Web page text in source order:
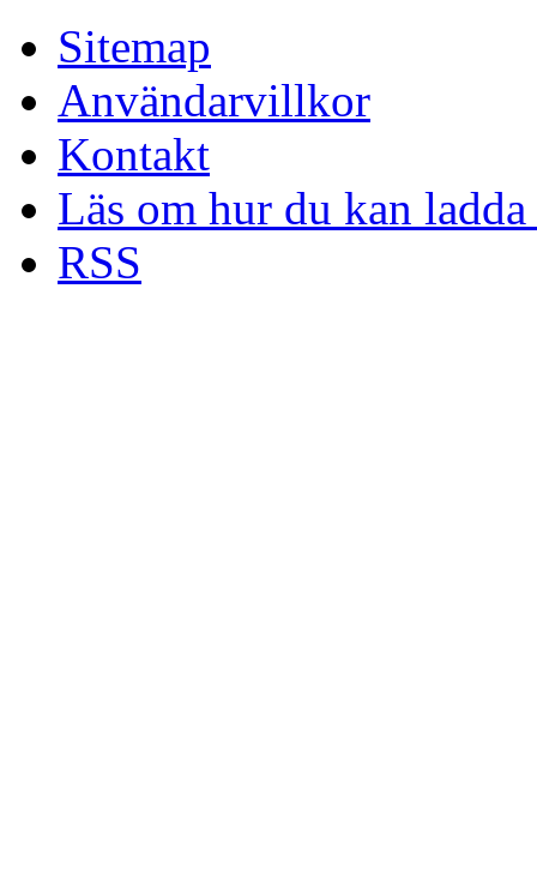
Sitemap
Användarvillkor
Kontakt
Läs om hur du kan
RSS